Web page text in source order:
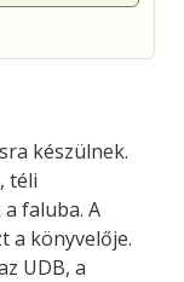
készülnek.
téli
faluba. A
a könyvelője.
UDB, a